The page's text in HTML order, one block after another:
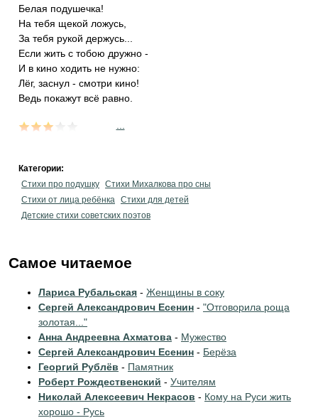
Белая подушечка!
На тебя щекой ложусь,
За тебя рукой держусь...
Если жить с тобою дружно -
И в кино ходить не нужно:
Лёг, заснул - смотри кино!
Ведь покажут всё равно.
Категории:
Стихи про подушку Стихи Михалкова про сны
Стихи от лица ребёнка Стихи для детей
Детские стихи советских поэтов
Самое читаемое
Лариса Рубальская - Женщины в соку
Сергей Александрович Есенин - "Отговорила роща
золотая..."
Анна Андреевна Ахматова - Мужество
Сергей Александрович Есенин - Берёза
Георгий Рублёв - Памятник
Роберт Рождественский - Учителям
Николай Алексеевич Некрасов - Кому на Руси жить
хорошо - Русь